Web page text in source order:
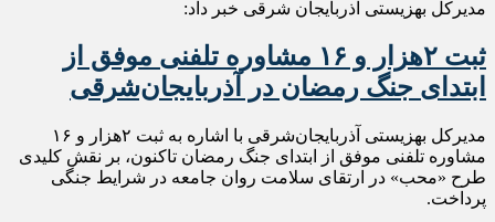
مدیرکل بهزیستی آذربایجان شرقی خبر داد:
ثبت ۲هزار و ۱۶ مشاوره تلفنی موفق از
ابتدای جنگ رمضان در آذربایجان‌شرقی
مدیرکل بهزیستی آذربایجان‌شرقی با اشاره به ثبت ۲هزار و ۱۶
مشاوره تلفنی موفق از ابتدای جنگ رمضان تاکنون، بر نقش کلیدی
طرح «محب» در ارتقای سلامت روان جامعه در شرایط جنگی
پرداخت.